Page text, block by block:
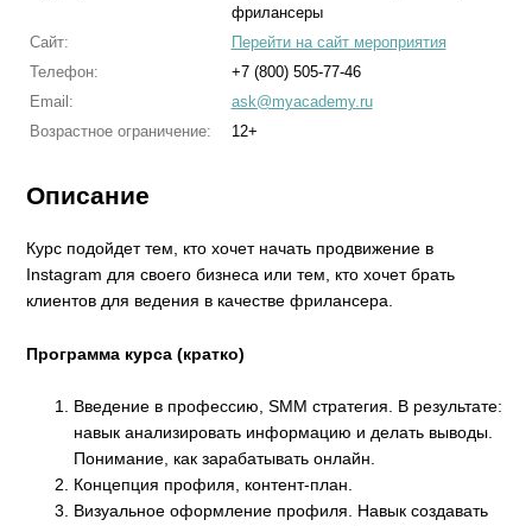
фрилансеры
Сайт:
Перейти на сайт мероприятия
Телефон:
+7 (800) 505-77-46
Email:
ask@myacademy.ru
Возрастное ограничение:
12+
Описание
Курс подойдет тем, кто хочет начать продвижение в
Instagram для своего бизнеса или тем, кто хочет брать
клиентов для ведения в качестве фрилансера.
Программа курса (кратко)
Введение в профессию, SMM стратегия. В результате:
навык анализировать информацию и делать выводы.
Понимание, как зарабатывать онлайн.⠀
Концепция профиля, контент-план.
Визуальное оформление профиля. Навык создавать